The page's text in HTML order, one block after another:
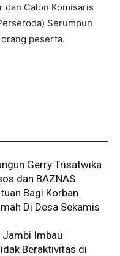
dan Calon Komisaris
Serumpun
peserta.
Gerry Trisatwika
dan BAZNAS
Bagi Korban
Di Desa Sekamis
Jambi Imbau
Beraktivitas di